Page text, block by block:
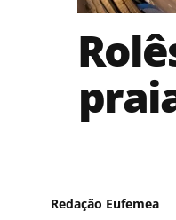
Redação Eufemea